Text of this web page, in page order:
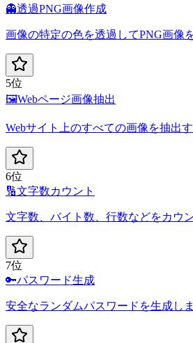
👻透過PNG画像作成
画像の特定の色を透過してPNG画像
5位
🖼️Webページ画像抽出
Webサイト上のすべての画像を抽出
6位
🔢文字数カウント
文字数、バイト数、行数などをカウ
7位
🔑パスワード生成
安全なランダムパスワードを生成し